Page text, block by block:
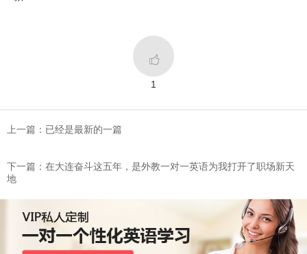

1
上一篇：已经是最新的一篇
下一篇：在大连奋斗这五年，是外教一对一英语为我打开了职场新天
地